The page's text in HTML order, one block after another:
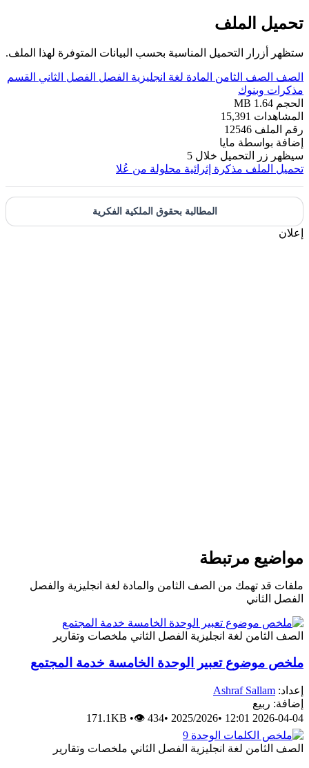
تحميل الملف
ستظهر أزرار التحميل المناسبة بحسب البيانات المتوفرة لهذا الملف.
الصف الصف الثامن المادة لغة انجليزية الفصل الفصل الثاني
القسم
مذكرات وبنوك
الحجم 1.64 MB
المشاهدات 15,391
رقم الملف 12546
إضافة بواسطة مايا
سيظهر زر التحميل خلال 5
تحميل الملف مذكرة إثرائية محلولة من عُلا
المطالبة بحقوق الملكية الفكرية
إعلان
مواضيع مرتبطة
ملفات قد تهمك من الصف الثامن والمادة لغة انجليزية والفصل
الفصل الثاني
الصف الثامن لغة انجليزية الفصل الثاني ملخصات وتقارير
ملخص موضوع تعبير الوحدة الخامسة خدمة المجتمع
إعداد: Ashraf Sallam
إضافة: ربيع
2026-04-04 12:01
•
2025/2026
•
171.1KB •👁 434
الصف الثامن لغة انجليزية الفصل الثاني ملخصات وتقارير